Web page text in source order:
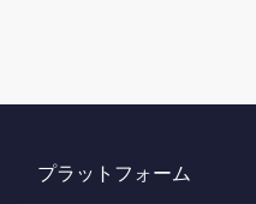
プラットフォーム